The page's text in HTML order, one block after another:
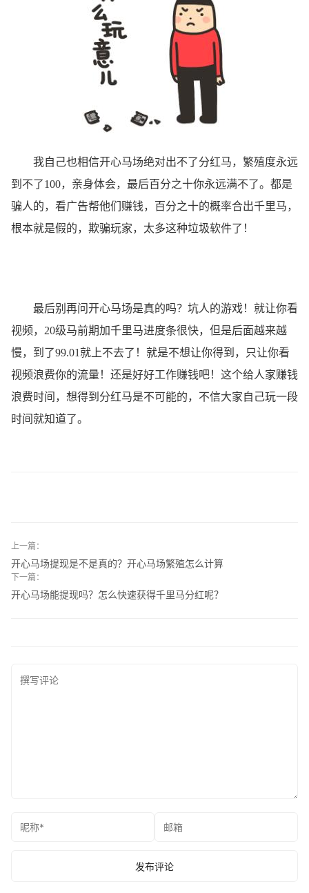
我自己也相信开心马场绝对出不了分红马，繁殖度永远
到不了100，亲身体会，最后百分之十你永远满不了。都是
骗人的，看广告帮他们赚钱，百分之十的概率合出千里马，
根本就是假的，欺骗玩家，太多这种垃圾软件了！
最后别再问开心马场是真的吗？坑人的游戏！就让你看
视频，20级马前期加千里马进度条很快，但是后面越来越
慢，到了99.01就上不去了！就是不想让你得到，只让你看
视频浪费你的流量！还是好好工作赚钱吧！这个给人家赚钱
浪费时间，想得到分红马是不可能的，不信大家自己玩一段
时间就知道了。
上一篇：
开心马场提现是不是真的？开心马场繁殖怎么计算
下一篇：
开心马场能提现吗？怎么快速获得千里马分红呢？